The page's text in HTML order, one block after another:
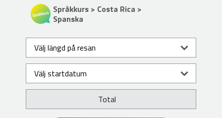
Språkkurs > Costa Rica >
Spanska
Total